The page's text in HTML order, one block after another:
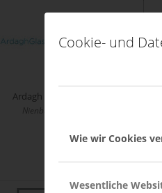
Cookie- und
Wie wir Cookies
Wesentliche
Ardagh Glass GmbH
Nienburg / Weser